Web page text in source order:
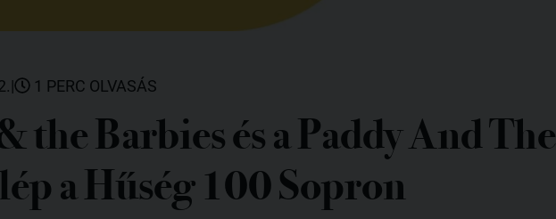
| 1 PERC OLVASÁS
the Barbies és a Paddy And The
a Hűség 100 Sopron